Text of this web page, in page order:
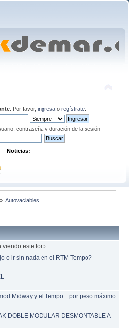
. Por favor, ingresao regístrate.
contraseña y duración de la sesión
Noticias:
» Autovaciables
viendo este foro.
o ir sin nada en el RTM Tempo?
Midway y el Tempo....por peso máximo
DOBLE MODULAR DESMONTABLE A